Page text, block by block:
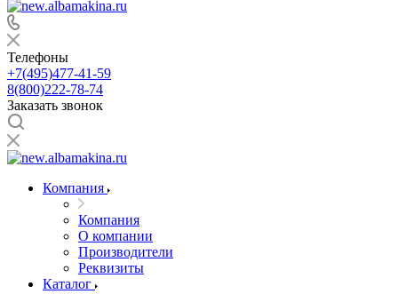
Телефоны
+7(495)477-41-59
8(800)222-78-74
Заказать звонок
Компания
Компания
О компании
Производители
Реквизиты
Каталог